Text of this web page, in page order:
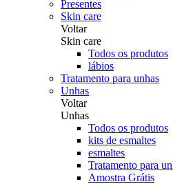
Presentes
Skin care
Voltar
Skin care
Todos os produtos
lábios
Tratamento para unhas
Unhas
Voltar
Unhas
Todos os produtos
kits de esmaltes
esmaltes
Tratamento para
Amostra Grátis